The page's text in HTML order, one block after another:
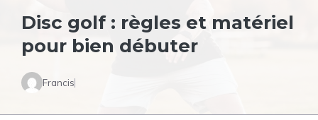
Disc golf : règles et matériel
pour bien débuter
Francis